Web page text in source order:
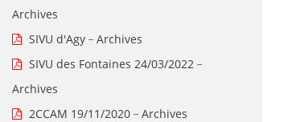
Archives
SIVU d'Agy -Archives
SIVU des Fontaines 24/03/2022 -
Archives
2CCAM 19/11/2020 -Archives